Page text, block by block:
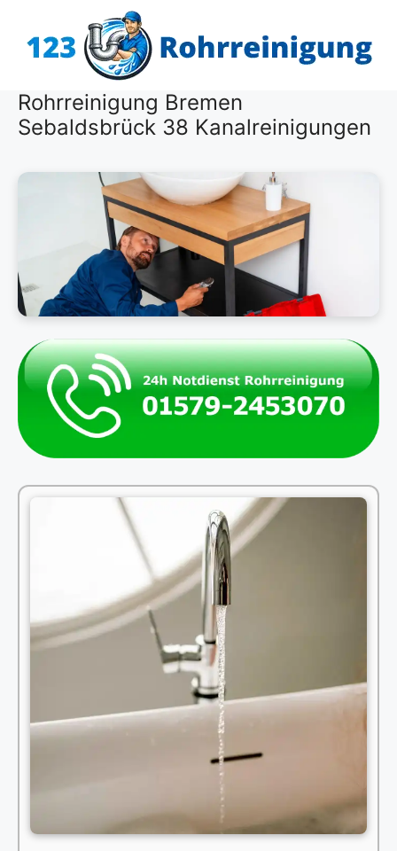
Inhalt
Rohrreinigung Bremen
Sebaldsbrück 38 Kanalreinigungen